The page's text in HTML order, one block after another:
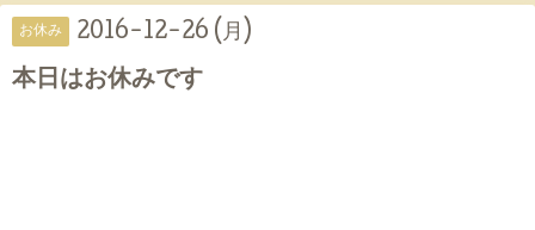
お休み 2016-12-26 (月)
本日はお休みです